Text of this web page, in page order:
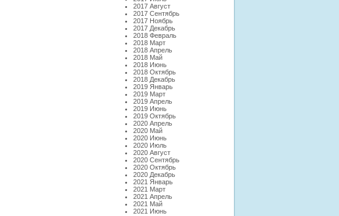
2017 Август
2017 Сентябрь
2017 Ноябрь
2017 Декабрь
2018 Февраль
2018 Март
2018 Апрель
2018 Май
2018 Июнь
2018 Октябрь
2018 Декабрь
2019 Январь
2019 Март
2019 Апрель
2019 Июнь
2019 Октябрь
2020 Апрель
2020 Май
2020 Июнь
2020 Июль
2020 Август
2020 Сентябрь
2020 Октябрь
2020 Декабрь
2021 Январь
2021 Март
2021 Апрель
2021 Май
2021 Июнь